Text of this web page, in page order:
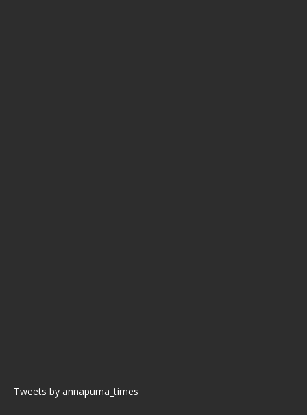
Tweets by annapurna_times